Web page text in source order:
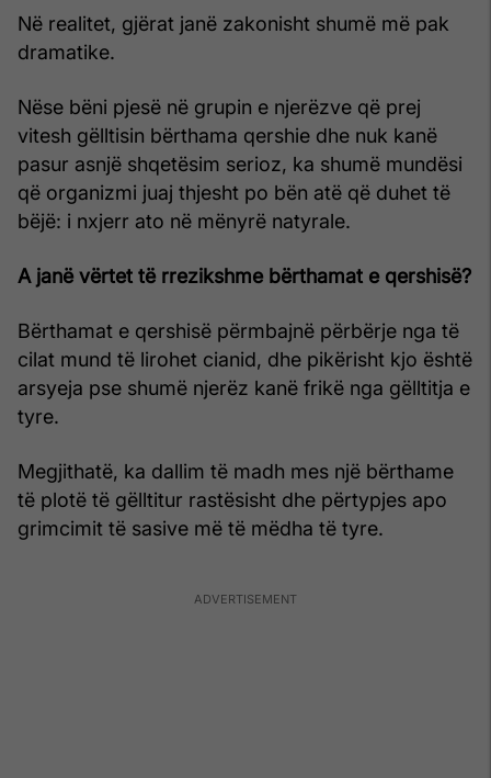
Në realitet, gjërat janë zakonisht shumë më pak
dramatike.
Nëse bëni pjesë në grupin e njerëzve që prej
vitesh gëlltisin bërthama qershie dhe nuk kanë
pasur asnjë shqetësim serioz, ka shumë mundësi
që organizmi juaj thjesht po bën atë që duhet të
bëjë: i nxjerr ato në mënyrë natyrale.
A janë vërtet të rrezikshme bërthamat e qershisë?
Bërthamat e qershisë përmbajnë përbërje nga të
cilat mund të lirohet cianid, dhe pikërisht kjo është
arsyeja pse shumë njerëz kanë frikë nga gëlltitja e
tyre.
Megjithatë, ka dallim të madh mes një bërthame
të plotë të gëlltitur rastësisht dhe përtypjes apo
grimcimit të sasive më të mëdha të tyre.